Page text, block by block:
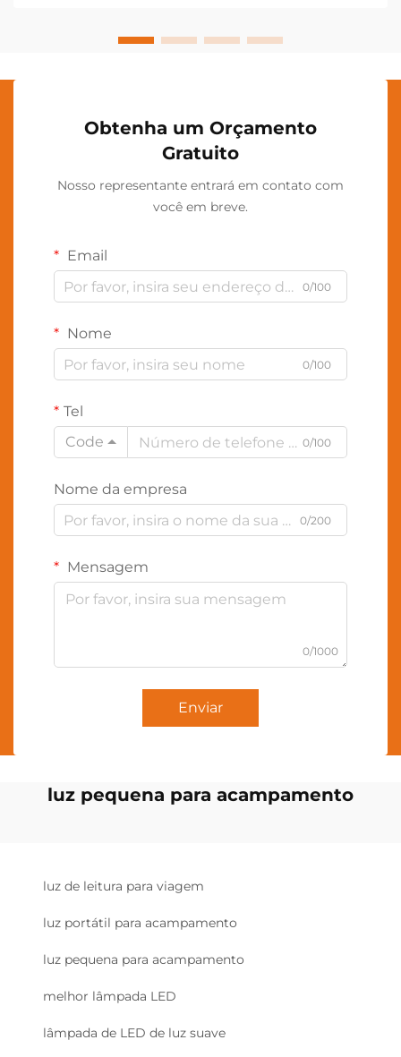
Obtenha um Orçamento
Gratuito
Nosso representante entrará em contato com
você em breve.
Email
0/100
Nome
0/100
Tel
Code
0/100
Nome da empresa
0/200
Mensagem
0/1000
Enviar
luz pequena para acampamento
luz de leitura para viagem
luz portátil para acampamento
luz pequena para acampamento
melhor lâmpada LED
lâmpada de LED de luz suave